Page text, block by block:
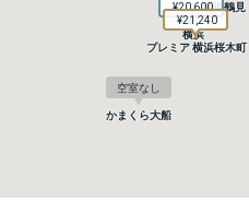
横浜鶴見
¥20,600
横浜
¥21,240
プレミア 横浜桜木町
空室なし
かまくら大船
横浜鶴見
¥20,600
横浜
¥21,240
プレミア 横浜桜木町
空室なし
かまくら大船